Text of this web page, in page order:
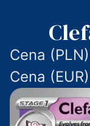
Cena
Cena